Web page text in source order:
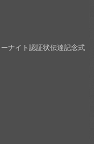
ナイト認証状伝達記念式